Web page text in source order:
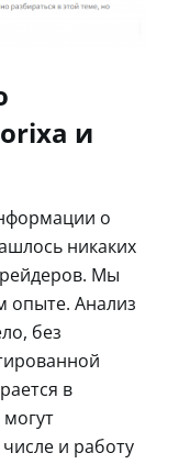
и
о
никаких
Мы
опыте. Анализ
без
в
и работу